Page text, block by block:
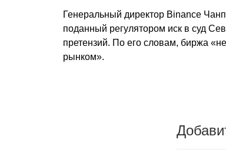
Генеральный директор Binance
поданный регулятором иск в суд
претензий. По его словам, биржа
рынком».